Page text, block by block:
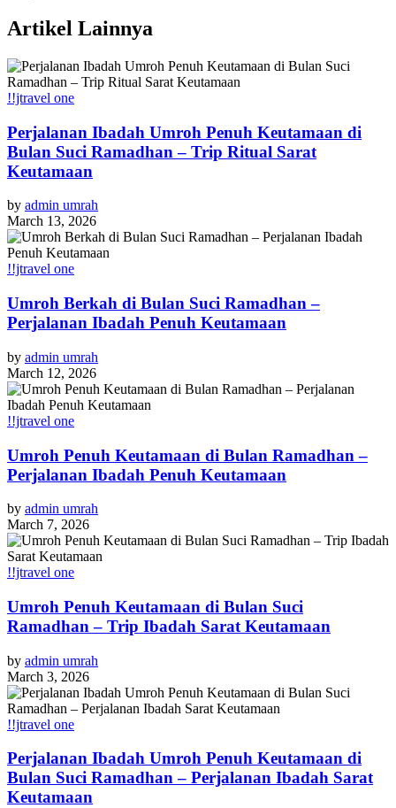
Artikel Lainnya
!!jtravel one
Perjalanan Ibadah Umroh Penuh Keutamaan di
Bulan Suci Ramadhan – Trip Ritual Sarat
Keutamaan
by admin umrah
March 13, 2026
!!jtravel one
Umroh Berkah di Bulan Suci Ramadhan –
Perjalanan Ibadah Penuh Keutamaan
by admin umrah
March 12, 2026
!!jtravel one
Umroh Penuh Keutamaan di Bulan Ramadhan –
Perjalanan Ibadah Penuh Keutamaan
by admin umrah
March 7, 2026
!!jtravel one
Umroh Penuh Keutamaan di Bulan Suci
Ramadhan – Trip Ibadah Sarat Keutamaan
by admin umrah
March 3, 2026
!!jtravel one
Perjalanan Ibadah Umroh Penuh Keutamaan di
Bulan Suci Ramadhan – Perjalanan Ibadah Sarat
Keutamaan